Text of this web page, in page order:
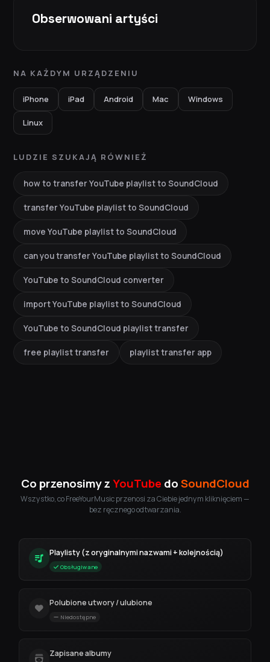
Obserwowani artyści
NA KAŻDYM URZĄDZENIU
iPhone iPad Android Mac Windows
Linux
LUDZIE SZUKAJĄ RÓWNIEŻ
how to transfer YouTube playlist to SoundCloud
transfer YouTube playlist to SoundCloud
move YouTube playlist to SoundCloud
can you transfer YouTube playlist to SoundCloud
YouTube to SoundCloud converter
import YouTube playlist to SoundCloud
YouTube to SoundCloud playlist transfer
free playlist transfer playlist transfer app
Co przenosimy zYouTube doSoundCloud
Wszystko, co FreeYourMusic przenosi za Ciebie jednym kliknięciem —
bez ręcznego odtwarzania.
Playlisty (z oryginalnymi nazwami + kolejnością)
Obsługiwane
Polubione utwory / ulubione
Niedostępne
Zapisane albumy